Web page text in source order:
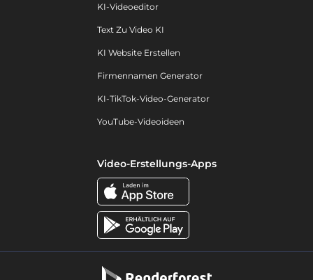
KI-Videoeditor
Text Zu Video KI
KI Website Erstellen
Firmennamen Generator
KI-TikTok-Video-Generator
YouTube-Videoideen
Video-Erstellungs-Apps